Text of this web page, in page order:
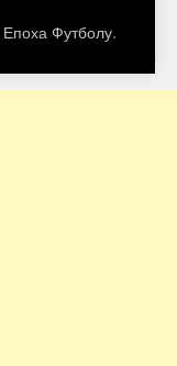
Епоха Футболу.